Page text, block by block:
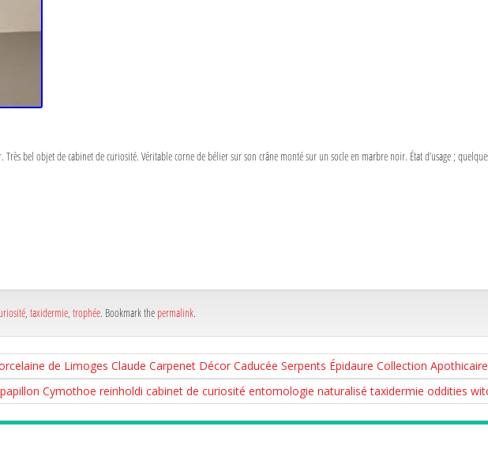
bel objet de cabinet de curiosité. Véritable corne de bélier sur son crâne monté sur un socle en marbre noir. État d’usage ;
Pa
r taxidermie trophée. Bookmark the permalink.
de Limoges Claude Carpenet Décor Caducée Serpents Épidaure Collection
Cymothoe reinholdi cabinet de curiosité entomologie naturalisé taxidermie oddities